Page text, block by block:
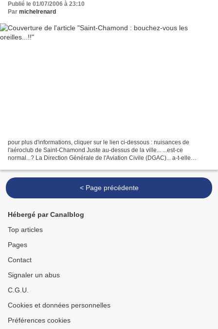
Publié le 01/07/2006 à 23:10
Par michelrenard
pour plus d'informations, cliquer sur le lien ci-dessous : nuisances de
l'aéroclub de Saint-Chamond Juste au-dessus de la ville... ...est-ce
normal...? La Direction Générale de l'Aviation Civile (DGAC)... a-t-elle
< Page précédente
Hébergé par Canalblog
Top articles
Pages
Contact
Signaler un abus
C.G.U.
Cookies et données personnelles
Préférences cookies